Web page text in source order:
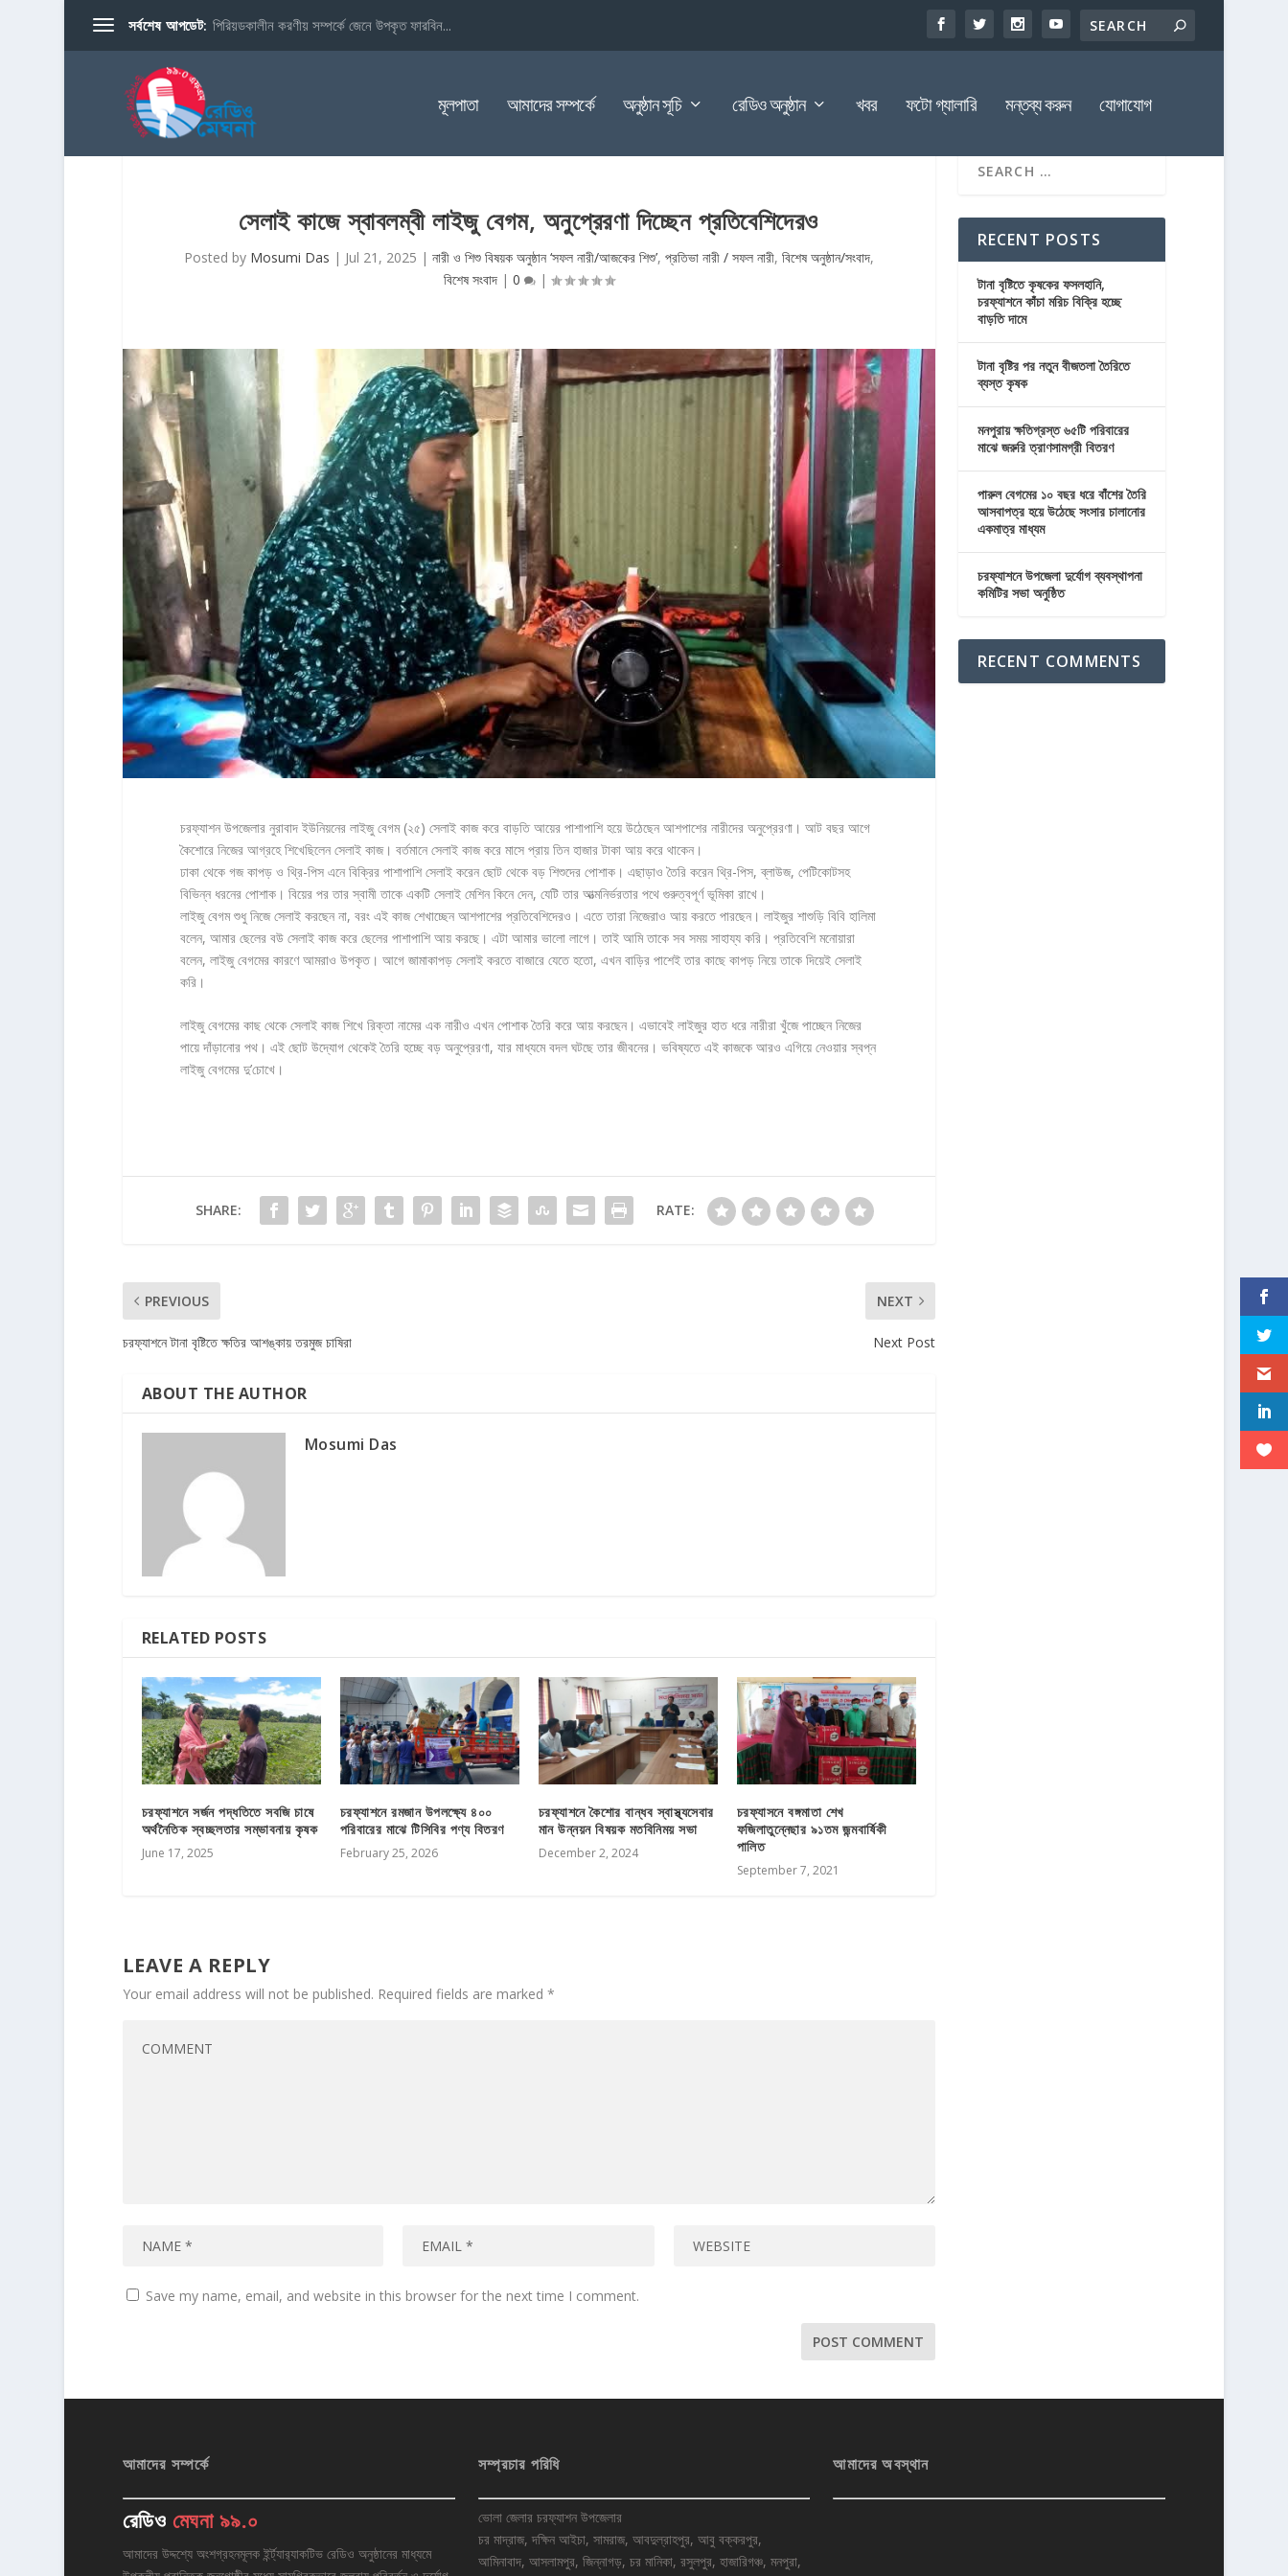
সর্বশেষ আপডেট: পিরিয়ডকালীন করণীয় সম্পর্কে জেনে উপকৃত ফারবিন...
মূলপাতা আমাদের সম্পর্কে অনুষ্ঠান সূচি রেডিও অনুষ্ঠান খবর ফটো গ্যালারি মন্তব্য করুন যোগাযোগ
সেলাই কাজে স্বাবলম্বী লাইজু বেগম, অনুপ্রেরণা দিচ্ছেন প্রতিবেশিদেরও
Posted by Mosumi Das | Jul 21, 2025 | নারী ও শিশু বিষয়ক অনুষ্ঠান ‘সফল নারী/আজকের শিশু’, প্রতিভা নারী / সফল নারী, বিশেষ অনুষ্ঠান/সংবাদ,
বিশেষ সংবাদ| 0 |
চরফ্যাশন উপজেলার নুরাবাদ ইউনিয়নের লাইজু বেগম (২৫) সেলাই কাজ করে বাড়তি আয়ের পাশাপাশি হয়ে উঠেছেন আশপাশের নারীদের অনুপ্রেরণা। আট বছর আগে
কৈশোরে নিজের আগ্রহে শিখেছিলেন সেলাই কাজ। বর্তমানে সেলাই কাজ করে মাসে প্রায় তিন হাজার টাকা আয় করে থাকেন।
ঢাকা থেকে গজ কাপড় ও থ্রি-পিস এনে বিক্রির পাশাপাশি সেলাই করেন ছোট থেকে বড় শিশুদের পোশাক। এছাড়াও তৈরি করেন থ্রি-পিস, ব্লাউজ, পেটিকোটসহ
বিভিন্ন ধরনের পোশাক। বিয়ের পর তার স্বামী তাকে একটি সেলাই মেশিন কিনে দেন, যেটি তার আত্মনির্ভরতার পথে গুরুত্বপূর্ণ ভূমিকা রাখে।
লাইজু বেগম শুধু নিজে সেলাই করছেন না, বরং এই কাজ শেখাচ্ছেন আশপাশের প্রতিবেশিদেরও। এতে তারা নিজেরাও আয় করতে পারছেন। লাইজুর শাশুড়ি বিবি হালিমা
বলেন, আমার ছেলের বউ সেলাই কাজ করে ছেলের পাশাপাশি আয় করছে। এটা আমার ভালো লাগে। তাই আমি তাকে সব সময় সাহায্য করি। প্রতিবেশি মনোয়ারা
বলেন, লাইজু বেগমের কারণে আমরাও উপকৃত। আগে জামাকাপড় সেলাই করতে বাজারে যেতে হতো, এখন বাড়ির পাশেই তার কাছে কাপড় নিয়ে তাকে দিয়েই সেলাই
করি।
লাইজু বেগমের কাছ থেকে সেলাই কাজ শিখে রিক্তা নামের এক নারীও এখন পোশাক তৈরি করে আয় করছেন। এভাবেই লাইজুর হাত ধরে নারীরা খুঁজে পাচ্ছেন নিজের
পায়ে দাঁড়ানোর পথ। এই ছোট উদ্যোগ থেকেই তৈরি হচ্ছে বড় অনুপ্রেরণা, যার মাধ্যমে বদল ঘটছে তার জীবনের। ভবিষ্যতে এই কাজকে আরও এগিয়ে নেওয়ার স্বপ্ন
লাইজু বেগমের দু’চোখে।
SHARE: RATE:
PREVIOUS
চরফ্যাশনে টানা বৃষ্টিতে ক্ষতির আশঙ্কায় তরমুজ চাষিরা
NEXT
Next Post
ABOUT THE AUTHOR
Mosumi Das
RELATED POSTS
চরফ্যাশনে সর্জন পদ্ধতিতে সবজি চাষে
অর্থনৈতিক স্বচ্ছলতার সম্ভাবনায় কৃষক
June 17, 2025
চরফ্যাশনে রমজান উপলক্ষ্যে ৪০০
পরিবারের মাঝে টিসিবির পণ্য বিতরণ
February 25, 2026
চরফ্যাশনে কৈশোর বান্ধব স্বাস্থ্যসেবার
মান উন্নয়ন বিষয়ক মতবিনিময় সভা
December 2, 2024
চরফ্যাসনে বঙ্গমাতা শেখ
ফজিলাতুন্নেছার ৯১তম জন্মবার্ষিকী
পালিত
September 7, 2021
LEAVE A REPLY
Your email address will not be published. Required fields are marked *
Save my name, email, and website in this browser for the next time I comment.
RECENT POSTS
টানা বৃষ্টিতে কৃষকের ফসলহানি,
চরফ্যাশনে কাঁচা মরিচ বিক্রি হচ্ছে
বাড়তি দামে
টানা বৃষ্টির পর নতুন বীজতলা তৈরিতে
ব্যস্ত কৃষক
মনপুরায় ক্ষতিগ্রস্ত ৬৫টি পরিবারের
মাঝে জরুরি ত্রাণসামগ্রী বিতরণ
পারুল বেগমের ১০ বছর ধরে বাঁশের তৈরি
আসবাপত্র হয়ে উঠেছে সংসার চালানোর
একমাত্র মাধ্যম
চরফ্যাশনে উপজেলা দুর্যোগ ব্যবস্থাপনা
কমিটির সভা অনুষ্ঠিত
RECENT COMMENTS
আমাদের সম্পর্কে
রেডিও মেঘনা ৯৯.০
আমাদের উদ্দশ্যে অংশগ্রহনমূলক ইর্ন্ট্যার‌্যাকটিভ রেডিও অনুষ্ঠানের মাধ্যমে
সম্প্রচার পরিধি
ভোলা জেলার চরফ্যাশন উপজেলার
চর মাদ্রাজ, দক্ষিন আইচা, সামরাজ, আবদুল্রাহপুর, আবু বক্করপুর,
আমিনাবাদ, আসলামপুর, জিন্নাগড়, চর মানিকা, রসুলপুর, হাজারিগঞ্চ, মনপুরা,
আমাদের অবস্থান